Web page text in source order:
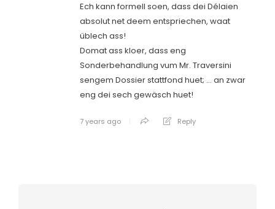
Ech kann formell soen, dass dei Délaien
absolut net deem entspriechen, waat
üblech ass!
Domat ass kloer, dass eng
Sonderbehandlung vum Mr. Traversini
sengem Dossier stattfond huet; … an zwar
eng dei sech gewäsch huet!
7 years ago Reply